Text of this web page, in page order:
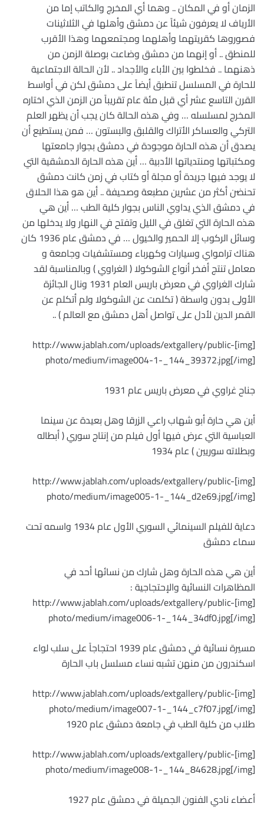
الزمان أو في المكان .. وهما أي المخرج والكاتب إما من
الأرياف لا يعرفون شيئاً عن دمشق وأهلها في الثلاثينات
فصوروها كقريتهما وأهلهما ومجتمعهما وهذا الأقرب
للمنطق .. أو إنهما من دمشق وضاعت بوصلة الزمن من
ذهنهما .. فخلطوا بين الأباء والأجداد .. لأن الحالة الاجتماعية
للحارة في المسلسل تنطبق أيضاً على دمشق لكن في أواسط
القرن التاسع عشر أي قبل مئة عام تقريباً من الزمن الذي اختاره
المخرج لمسلسله … وفي هذه الحالة كان يجب أن يظهر العلم
التركي والعساكر الأتراك والقلبق والبستون … فمن يستطيع أن
يصدق أن هذه الحارة موجودة في دمشق بجوار جامعتها
ومكتباتها ومنتدياتها الأدبية … أين هذه الحارة الدمشقية التي
لا يوجد فيها جريدة أو مجلة أو كتاب في زمن كانت دمشق
تحنضن أكثر من عشرين مطبعة وصحيفة .. أين هو هذا الحلاق
في دمشق الذي يداوي الناس بجوار كلية الطب … أين هي
هذه الحارة التي تغلق في الليل وتفتح في النهار ولا يدخلها من
وسائل الركوب إلا الحمير والخيول … في دمشق عام 1936 كان
هناك ترامواي وسيارات وكهرباء ومستشفيات وجامعة و
معامل تنتج أفخر أنواع الشوكولا ( الغراوي ) وبالمناسبة لقد
شارك الغراوي في معرض باريس العام 1931 ونال الجائزة
الأولى بدون واسطة ( تكلمت عن الشوكولا ولم أتكلم عن
القمر الدين لأدل على تواصل أهل دمشق مع العالم ) ..
[img]http://www.jablah.com/uploads/extgallery/public-
photo/medium/image004-1-_144_39372.jpg[/img]
جناح غراوي في معرض باريس عام 1931
أين هي حارة أبو شهاب راعي الزرقا وهل بعيدة عن سينما
العباسية التي عرض فيها أول فيلم من إنتاج سوري ( أبطاله
وبطلاته سوريين ) عام 1934
[img]http://www.jablah.com/uploads/extgallery/public-
photo/medium/image005-1-_144_d2e69.jpg[/img]
دعاية للفيلم السينمائي السوري الأول عام 1934 واسمه تحت
سماء دمشق
أين هي هذه الحارة وهل شارك من نسائها أحد في
المظاهرات النسائية والإحتجاجية :
[img]http://www.jablah.com/uploads/extgallery/public-
photo/medium/image006-1-_144_34df0.jpg[/img]
مسيرة نسائية في دمشق عام 1939 احتجاجاً على سلب لواء
اسكندرون من منهن تشبه نساء مسلسل باب الحارة
[img]http://www.jablah.com/uploads/extgallery/public-
photo/medium/image007-1-_144_c7f07.jpg[/img]
طلاب من كلية الطب في جامعة دمشق عام 1920
[img]http://www.jablah.com/uploads/extgallery/public-
photo/medium/image008-1-_144_84628.jpg[/img]
أعضاء نادي الفنون الجميلة في دمشق عام 1927